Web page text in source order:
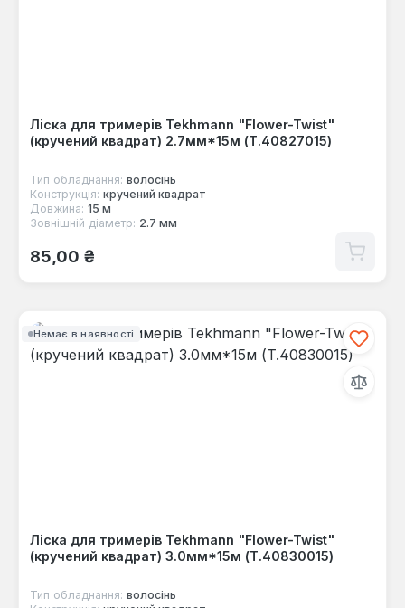
Ліска для тримерів Tekhmann "Flower-Twist"
(кручений квадрат) 2.7мм*15м (T.40827015)
Тип обладнання: волосінь
Конструкція: кручений квадрат
Довжина: 15 м
Зовнішній діаметр: 2.7 мм
Звичайна ціна:
85,00 ₴
Немає в наявності
Ліска для тримерів Tekhmann "Flower-Twist"
(кручений квадрат) 3.0мм*15м (T.40830015)
Тип обладнання: волосінь